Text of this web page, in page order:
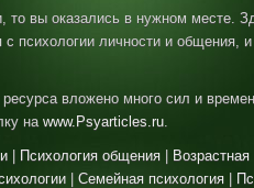
то вы оказались в нужном месте.
психологии личности и общения, и
ресурса вложено много сил и
на www.Psyarticles.ru.
Психология общения
Семейная психология